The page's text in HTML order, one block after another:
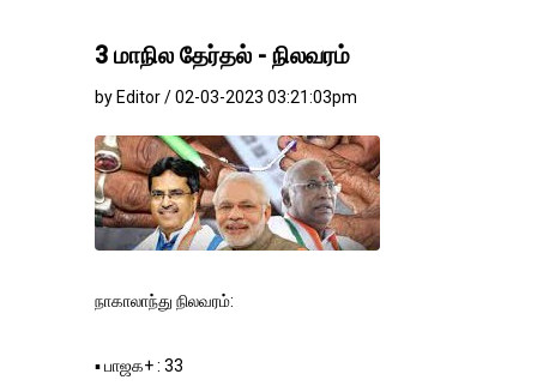
3 மாநில தேர்தல் - நிலவரம்
by Editor / 02-03-2023 03:21:03pm
நாகாலாந்து நிலவரம்:
▪️ பாஜக+ : 33